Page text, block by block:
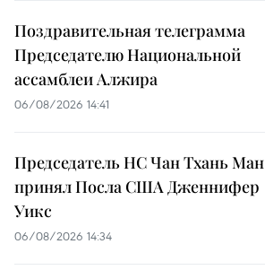
Поздравительная телеграмма
Председателю Национальной
ассамблеи Алжира
06/08/2026 14:41
Председатель НС Чан Тхань Ман
принял Посла США Дженнифер
Уикс
06/08/2026 14:34